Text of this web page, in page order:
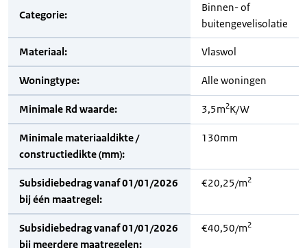
Categorie:
Binnen- of
buitengevelisolatie
Materiaal: Vlaswol
Woningtype: Alle woningen
Minimale Rd waarde: 3,5m2K/W
Minimale materiaaldikte /
constructiedikte (mm):
130mm
Subsidiebedrag vanaf 01/01/2026
bij één maatregel:
€20,25/m2
Subsidiebedrag vanaf 01/01/2026
bij meerdere maatregelen:
€40,50/m2